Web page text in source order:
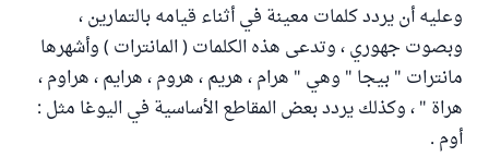
وعليه أن يردد كلمات معينة في أثناء قيامه بالتمارين ،
وبصوت جهوري ، وتدعى هذه الكلمات ( المانترات ) وأشهرها
مانترات " بيجا " وهي " هرام ، هريم ، هروم ، هرايم ، هراوم ،
هراة " ، وكذلك يردد بعض المقاطع الأساسية في اليوغا مثل :
أوم .